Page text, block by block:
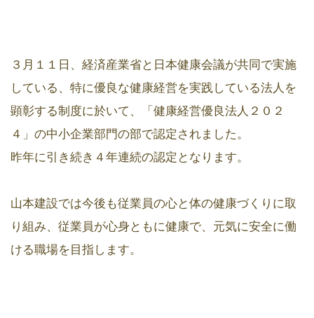
３月１１日、経済産業省と日本健康会議が共同で実施
している、特に優良な健康経営を実践している法人を
顕彰する制度に於いて、「健康経営優良法人２０２
４」の中小企業部門の部で認定されました。
昨年に引き続き４年連続の認定となります。
山本建設では今後も従業員の心と体の健康づくりに取
り組み、従業員が心身ともに健康で、元気に安全に働
ける職場を目指します。